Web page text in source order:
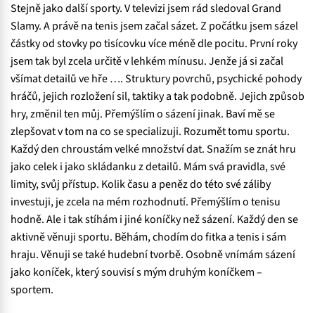
Stejně jako další sporty. V televizi jsem rád sledoval Grand
Slamy. A právě na tenis jsem začal sázet. Z počátku jsem sázel
částky od stovky po tisícovku více méně dle pocitu. První roky
jsem tak byl zcela určitě v lehkém mínusu. Jenže já si začal
všímat detailů ve hře …. Struktury povrchů, psychické pohody
hráčů, jejich rozložení sil, taktiky a tak podobně. Jejich způsob
hry, změnil ten můj. Přemýšlím o sázení jinak. Baví mě se
zlepšovat v tom na co se specializuji. Rozumět tomu sportu.
Každý den chroustám velké množství dat. Snažím se znát hru
jako celek i jako skládanku z detailů. Mám svá pravidla, své
limity, svůj přístup. Kolik času a peněz do této své záliby
investuji, je zcela na mém rozhodnutí. Přemýšlím o tenisu
hodně. Ale i tak stíhám i jiné koníčky než sázení. Každý den se
aktivně věnuji sportu. Běhám, chodím do fitka a tenis i sám
hraju. Věnuji se také hudební tvorbě. Osobně vnímám sázení
jako koníček, který souvisí s mým druhým koníčkem –
sportem.